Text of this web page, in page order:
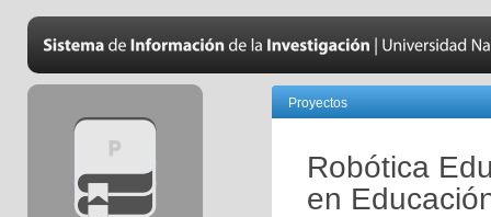
Proyectos
Robótica
en